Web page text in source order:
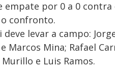
por 0 a 0 contra
confronto.
levar a campo:
Marcos Mina; Rafael
e Luis Ramos.